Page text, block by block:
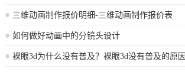
三维动画制作报价明细-三维动画制作报价表
如何做好动画中的分镜头设计
裸眼3d为什么没有普及？裸眼3d没有普及的原因